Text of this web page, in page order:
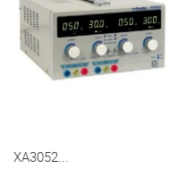
XA3052...